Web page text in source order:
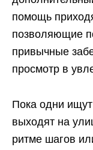
помощь
позволяющие
привычные
просмотр в
Пока одни
выходят на
ритме шагов